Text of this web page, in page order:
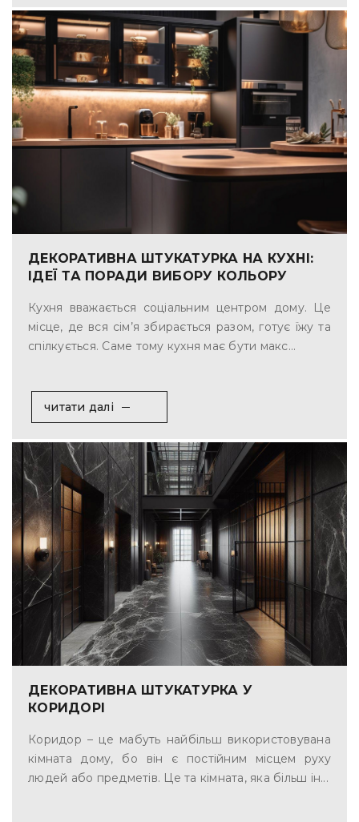
ДЕКОРАТИВНА ШТУКАТУРКА НА КУХНІ:
ІДЕЇ ТА ПОРАДИ ВИБОРУ КОЛЬОРУ
Кухня вважається соціальним центром дому. Це
місце, де вся сім’я збирається разом, готує їжу та
спілкується. Саме тому кухня має бути макс...
читати далі
ДЕКОРАТИВНА ШТУКАТУРКА У
КОРИДОРІ
Коридор – це мабуть найбільш використовувана
кімната дому, бо він є постійним місцем руху
людей або предметів. Це та кімната, яка більш ін...